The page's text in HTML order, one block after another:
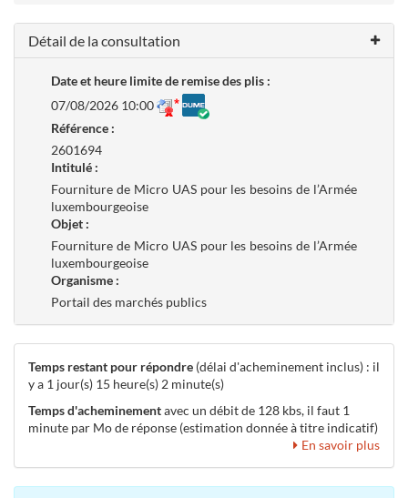
Détail de la consultation
Date et heure limite de remise des plis :
07/08/2026 10:00
Référence :
2601694
Intitulé :
Fourniture de Micro UAS pour les besoins de l’Armée
luxembourgeoise
Objet :
Fourniture de Micro UAS pour les besoins de l’Armée
luxembourgeoise
Organisme :
Portail des marchés publics
Temps restant pour répondre (délai d'acheminement inclus) : il
y a 1 jour(s) 15 heure(s) 2 minute(s)
Temps d'acheminementavec un débit de 128 kbs, il faut 1
minute par Mo de réponse (estimation donnée à titre indicatif)
En savoir plus